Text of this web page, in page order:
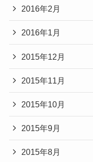
2016年2月
2016年1月
2015年12月
2015年11月
2015年10月
2015年9月
2015年8月